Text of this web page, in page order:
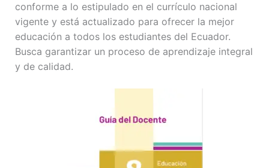
conforme a lo estipulado en el currículo nacional
vigente y está actualizado para ofrecer la mejor
educación a todos los estudiantes del Ecuador.
Busca garantizar un proceso de aprendizaje integral
y de calidad.